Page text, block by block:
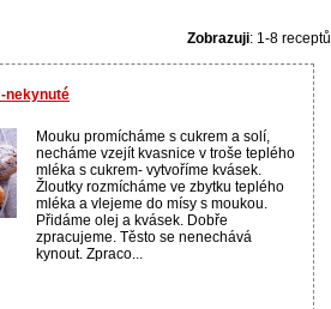
Zobrazuji: 1-8 receptů
nekynuté
Mouku promícháme s cukrem a solí,
necháme vzejít kvasnice v troše teplého
mléka s cukrem- vytvoříme kvásek.
Žloutky rozmícháme ve zbytku teplého
mléka a vlejeme do mísy s moukou.
Přidáme olej a kvásek. Dobře
zpracujeme. Těsto se nenechává
kynout. Zpraco...